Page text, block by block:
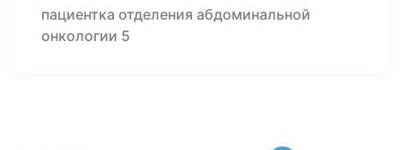
пациентка отделения абдоминальной
онкологии 5